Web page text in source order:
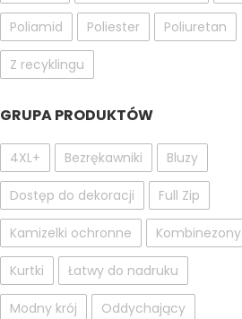
Poliamid Poliester Poliuretan
Z recyklingu
GRUPA PRODUKTÓW
4XL+ Bezrękawniki Bluzy
Dostęp do dekoracji Full Zip
Kamizelki ochronne Kombinezony
Kurtki Łatwy do nadruku
Modny krój Oddychający